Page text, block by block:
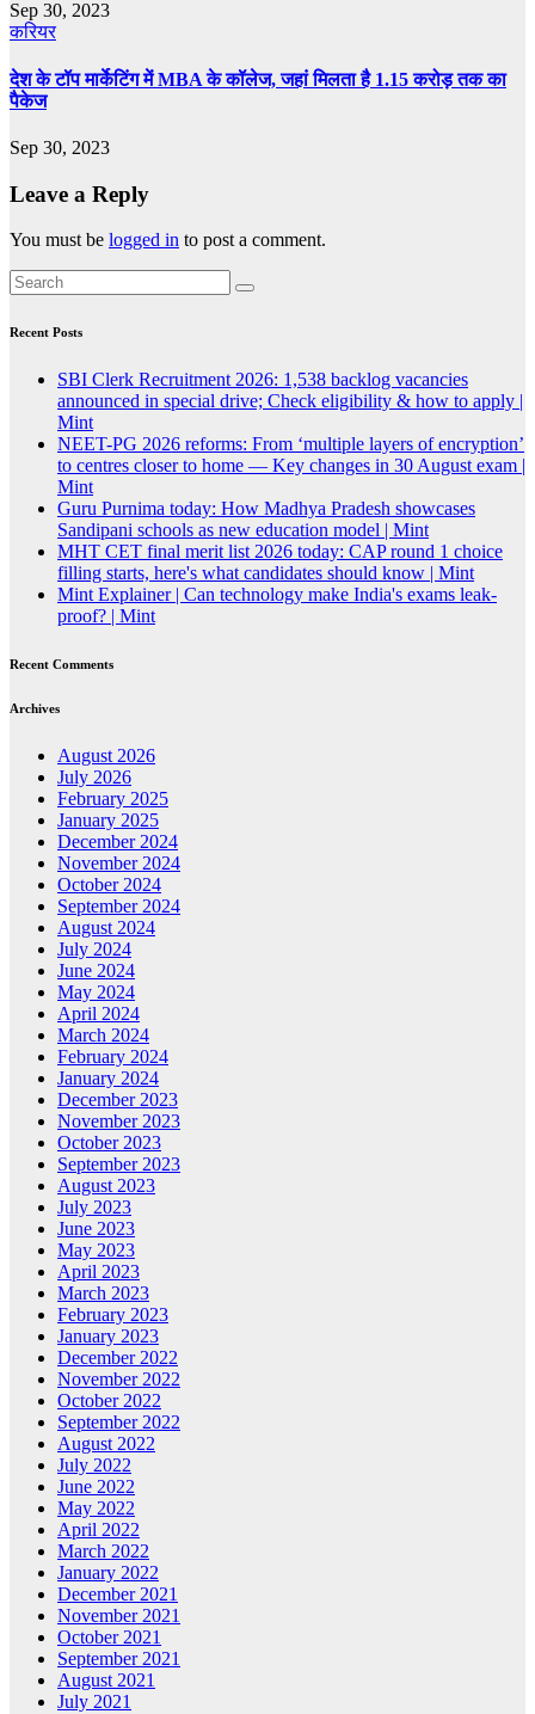
Sep 30, 2023
करियर
देश के टॉप मार्केटिंग में MBA के कॉलेज, जहां मिलता है 1.15 करोड़ तक का
पैकेज
Sep 30, 2023
Leave a Reply
You must be logged in to post a comment.
Recent Posts
SBI Clerk Recruitment 2026: 1,538 backlog vacancies
announced in special drive; Check eligibility & how to apply |
Mint
NEET-PG 2026 reforms: From ‘multiple layers of encryption’
to centres closer to home — Key changes in 30 August exam |
Mint
Guru Purnima today: How Madhya Pradesh showcases
Sandipani schools as new education model | Mint
MHT CET final merit list 2026 today: CAP round 1 choice
filling starts, here's what candidates should know | Mint
Mint Explainer | Can technology make India's exams leak-
proof? | Mint
Recent Comments
Archives
August 2026
July 2026
February 2025
January 2025
December 2024
November 2024
October 2024
September 2024
August 2024
July 2024
June 2024
May 2024
April 2024
March 2024
February 2024
January 2024
December 2023
November 2023
October 2023
September 2023
August 2023
July 2023
June 2023
May 2023
April 2023
March 2023
February 2023
January 2023
December 2022
November 2022
October 2022
September 2022
August 2022
July 2022
June 2022
May 2022
April 2022
March 2022
January 2022
December 2021
November 2021
October 2021
September 2021
August 2021
July 2021